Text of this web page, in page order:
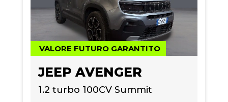
VALORE FUTURO GARANTITO
JEEP AVENGER
1.2 turbo 100CV Summit